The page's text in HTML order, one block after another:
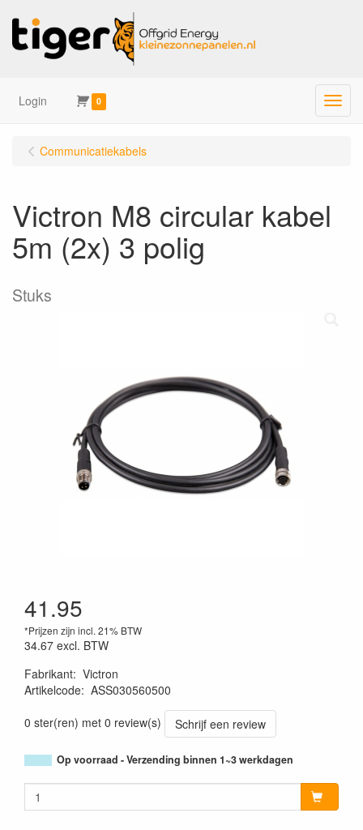
Login 0 Menu
Communicatiekabels
Victron M8 circular kabel
5m (2x) 3 polig
Stuks
41.95
*Prijzen zijn incl. 21% BTW
34.67 excl. BTW
Fabrikant: Victron
Artikelcode: ASS030560500
0 ster(ren) met 0 review(s)
Schrijf een review
Op voorraad - Verzending binnen 1~3 werkdagen